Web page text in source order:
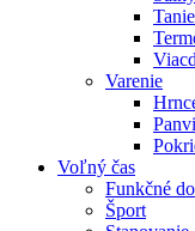
Varenie
Voľný čas
Funkčné
Šport